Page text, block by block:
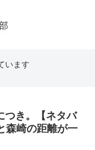
います
つき。【ネタバ
森崎の距離が一